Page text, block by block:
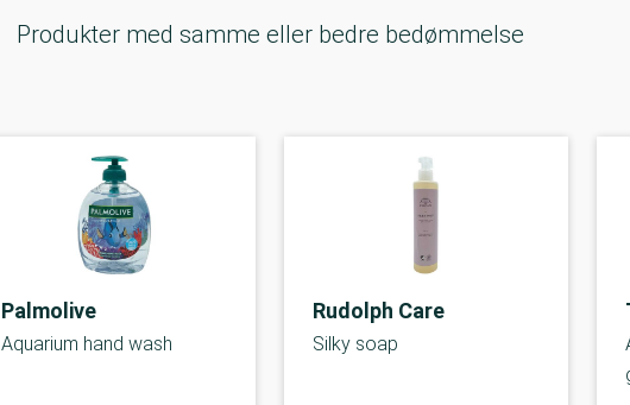
Produkter med samme eller bedre bedømmelse
Palmolive
Aquarium hand wash
Rudolph Care
Silky soap